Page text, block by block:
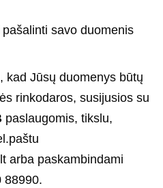
savo duomenis
kad Jūsų duomenys būtų
rinkodaros, susijusios su
paslaugomis, tikslu,
arba paskambindami
88990.